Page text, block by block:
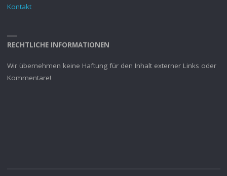
Kontakt
RECHTLICHE INFORMATIONEN
Wir übernehmen keine Haftung für den Inhalt externer Links oder
Kommentare!